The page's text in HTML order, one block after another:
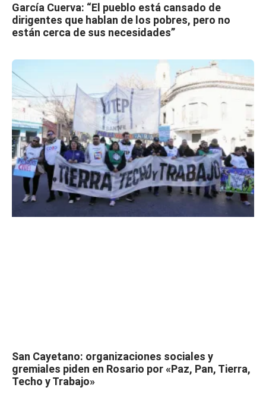
García Cuerva: “El pueblo está cansado de
dirigentes que hablan de los pobres, pero no
están cerca de sus necesidades”
San Cayetano: organizaciones sociales y
gremiales piden en Rosario por «Paz, Pan, Tierra,
Techo y Trabajo»